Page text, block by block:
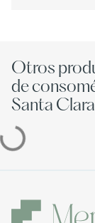
Otros
de
Santa Clara